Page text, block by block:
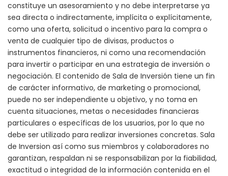
constituye un asesoramiento y no debe interpretarse ya
sea directa o indirectamente, implícita o explícitamente,
como una oferta, solicitud o incentivo para la compra o
venta de cualquier tipo de divisas, productos o
instrumentos financieros, ni como una recomendación
para invertir o participar en una estrategia de inversión o
negociación. El contenido de Sala de Inversión tiene un fin
de carácter informativo, de marketing o promocional,
puede no ser independiente u objetivo, y no toma en
cuenta situaciones, metas o necesidades financieras
particulares o específicas de los usuarios, por lo que no
debe ser utilizado para realizar inversiones concretas. Sala
de Inversion así como sus miembros y colaboradores no
garantizan, respaldan ni se responsabilizan por la fiabilidad,
exactitud o integridad de la información contenida en el